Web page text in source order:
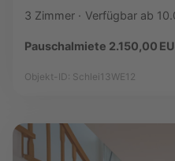
3 Zimmer Verfügbar ab
Pauschalmiete 2.150,00
Objekt-ID: Schlei13WE12